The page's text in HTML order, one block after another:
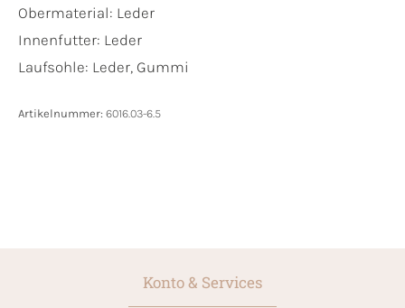
Obermaterial: Leder
Innenfutter: Leder
Laufsohle: Leder, Gummi
Artikelnummer: 6016.03-6.5
Konto & Services